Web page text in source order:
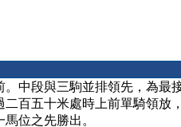
。中段與三駒並排領先，為最
二百五十米處時上前單騎領放
馬位之先勝出。